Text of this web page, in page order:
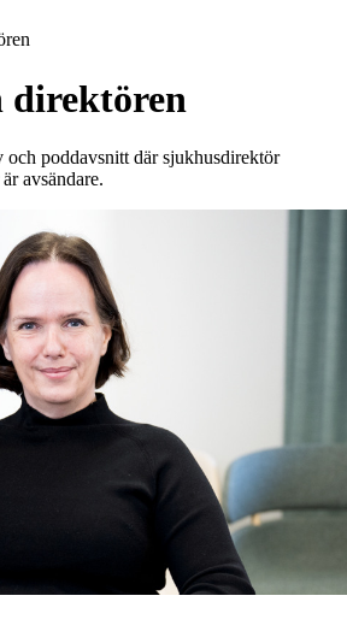
poddavsnitt där sjukhusdirektör
avsändare.